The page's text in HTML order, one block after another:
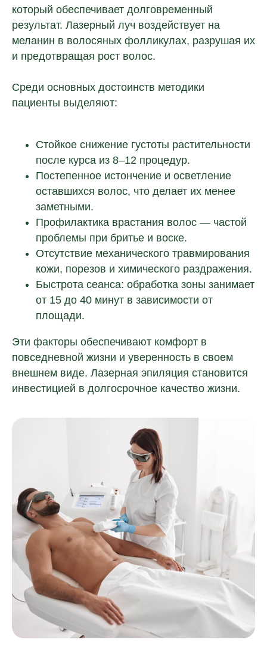
который обеспечивает долговременный
результат. Лазерный луч воздействует на
меланин в волосяных фолликулах, разрушая их
и предотвращая рост волос.
Среди основных достоинств методики
пациенты выделяют:
Стойкое снижение густоты растительности
после курса из 8–12 процедур.
Постепенное истончение и осветление
оставшихся волос, что делает их менее
заметными.
Профилактика врастания волос — частой
проблемы при бритье и воске.
Отсутствие механического травмирования
кожи, порезов и химического раздражения.
Быстрота сеанса: обработка зоны занимает
от 15 до 40 минут в зависимости от
площади.
Эти факторы обеспечивают комфорт в
повседневной жизни и уверенность в своем
внешнем виде. Лазерная эпиляция становится
инвестицией в долгосрочное качество жизни.